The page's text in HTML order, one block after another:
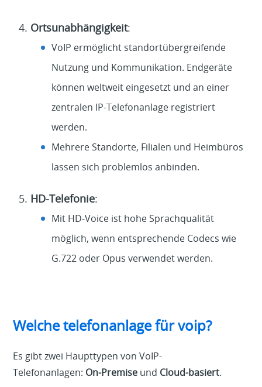
Ortsunabhängigkeit:
VoIP ermöglicht standortübergreifende
Nutzung und Kommunikation. Endgeräte
können weltweit eingesetzt und an einer
zentralen IP-Telefonanlage registriert
werden.
Mehrere Standorte, Filialen und Heimbüros
lassen sich problemlos anbinden.
HD-Telefonie:
Mit HD-Voice ist hohe Sprachqualität
möglich, wenn entsprechende Codecs wie
G.722 oder Opus verwendet werden.
Welche telefonanlage für voip?
Es gibt zwei Haupttypen von VoIP-
Telefonanlagen: On-Premise und Cloud-basiert.